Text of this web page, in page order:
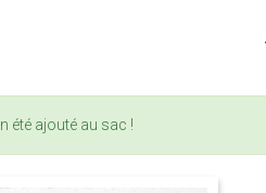
été ajouté au sac !